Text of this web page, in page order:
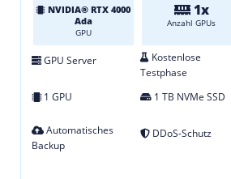
NVIDIA® RTX 4000
Ada
GPU
1x
Anzahl GPUs
GPU Server
Kostenlose
Testphase
1 GPU 1 TB NVMe SSD
Automatisches
Backup
DDoS-Schutz